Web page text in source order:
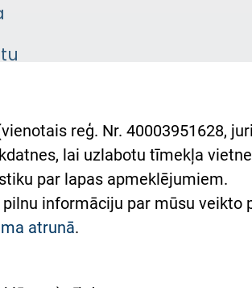
reģ. Nr. 40003951628,
lai uzlabotu tīmekļa
par lapas apmeklējumiem.
informāciju par mūsu veikto
atrunā.